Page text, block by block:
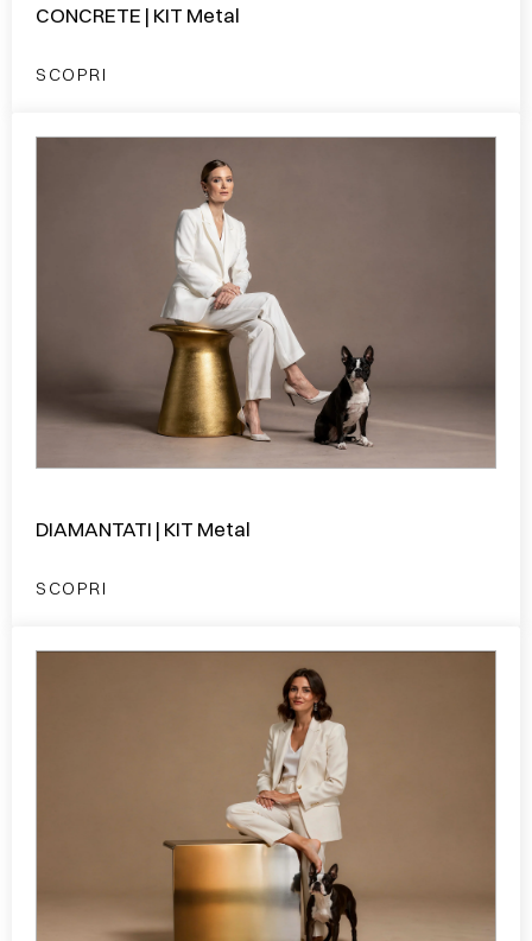
CONCRETE | KIT Metal
SCOPRI
DIAMANTATI | KIT Metal
SCOPRI